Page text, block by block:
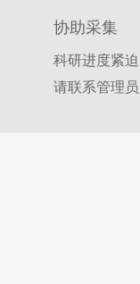
协助采集
科研进度紧迫
请联系管理员